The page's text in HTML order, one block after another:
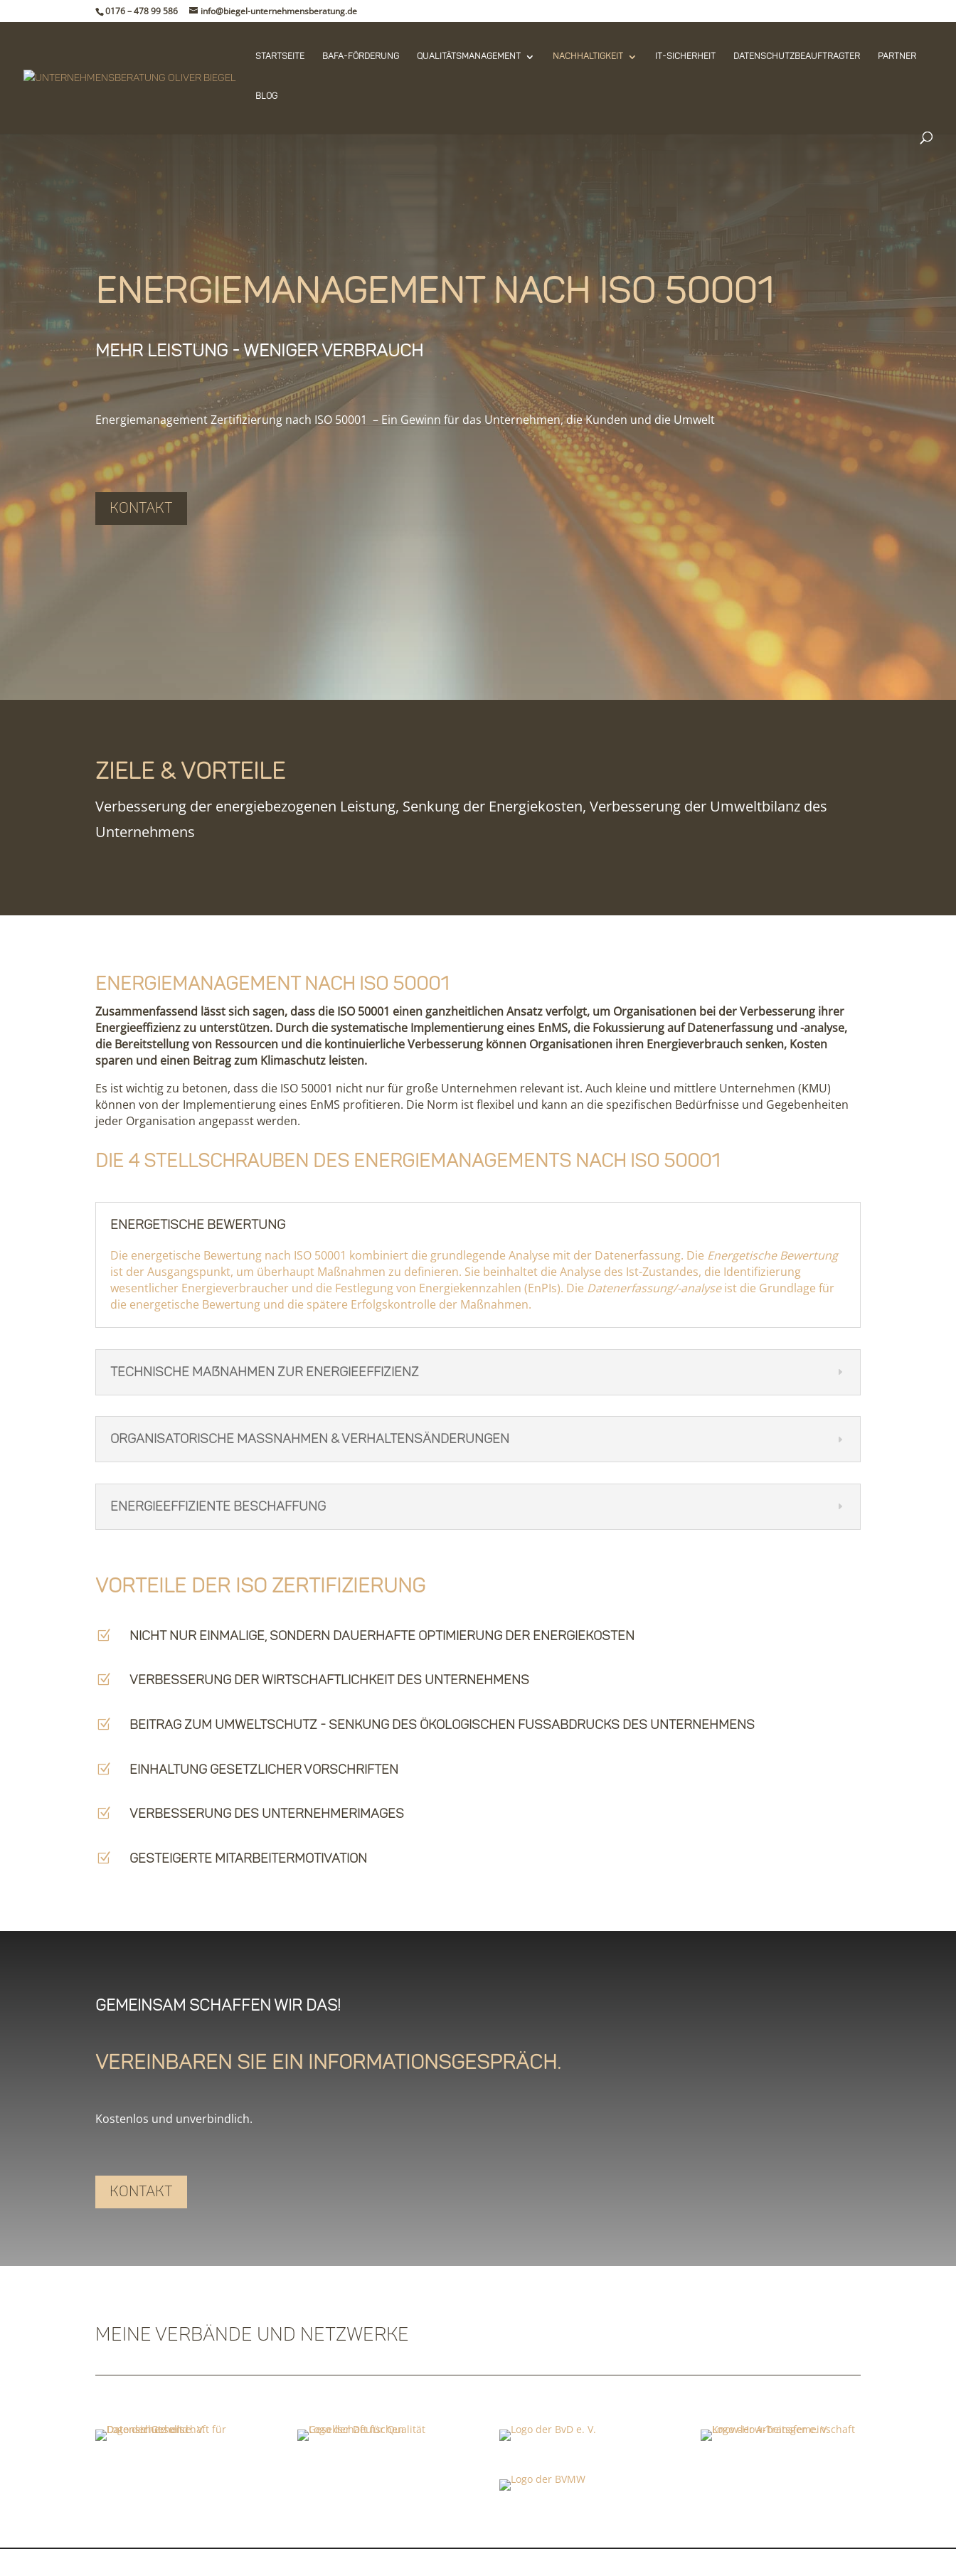
0176 – 478 99 586 info@biegel-unternehmensberatung.de
Startseite Bafa-Förderung Qualitätsmanagement Nachhaltigkeit IT-Sicherheit Datenschutzbeauftragter Partner
Blog
Energiemanagement nach ISO 50001
Mehr Leistung - Weniger Verbrauch
Energiemanagement Zertifizierung nach ISO 50001 – Ein Gewinn für das Unternehmen, die Kunden und die Umwelt
Kontakt
Ziele & Vorteile
Verbesserung der energiebezogenen Leistung, Senkung der Energiekosten, Verbesserung der Umweltbilanz des
Unternehmens
Energiemanagement nach ISO 50001
Zusammenfassend lässt sich sagen, dass die ISO 50001 einen ganzheitlichen Ansatz verfolgt, um Organisationen bei der Verbesserung ihrer
Energieeffizienz zu unterstützen. Durch die systematische Implementierung eines EnMS, die Fokussierung auf Datenerfassung und -analyse,
die Bereitstellung von Ressourcen und die kontinuierliche Verbesserung können Organisationen ihren Energieverbrauch senken, Kosten
sparen und einen Beitrag zum Klimaschutz leisten.
Es ist wichtig zu betonen, dass die ISO 50001 nicht nur für große Unternehmen relevant ist. Auch kleine und mittlere Unternehmen (KMU)
können von der Implementierung eines EnMS profitieren. Die Norm ist flexibel und kann an die spezifischen Bedürfnisse und Gegebenheiten
jeder Organisation angepasst werden.
Die 4 Stellschrauben des Energiemanagements nach ISO 50001
Energetische Bewertung
Die energetische Bewertung nach ISO 50001 kombiniert die grundlegende Analyse mit der Datenerfassung. Die Energetische Bewertung
ist der Ausgangspunkt, um überhaupt Maßnahmen zu definieren. Sie beinhaltet die Analyse des Ist-Zustandes, die Identifizierung
wesentlicher Energieverbraucher und die Festlegung von Energiekennzahlen (EnPIs). Die Datenerfassung/-analyseist die Grundlage für
die energetische Bewertung und die spätere Erfolgskontrolle der Maßnahmen.
Technische Maßnahmen zur Energieeffizienz
Organisatorische Massnahmen & Verhaltensänderungen
Energieeffiziente Beschaffung
Vorteile der ISO Zertifizierung
Z NIcht nur einmalige, sondern dauerhafte Optimierung der Energiekosten
Z verbesserung der Wirtschaftlichkeit des Unternehmens
Z Beitrag zum Umweltschutz - senkung des ökologischen fussabdrucks des Unternehmens
Z Einhaltung gesetzlicher Vorschriften
Z Verbesserung des Unternehmerimages
Z Gesteigerte Mitarbeitermotivation
Gemeinsam schaffen wir das!
Vereinbaren Sie ein Informationsgespräch.
Kostenlos und unverbindlich.
Kontakt
Meine Verbände und Netzwerke